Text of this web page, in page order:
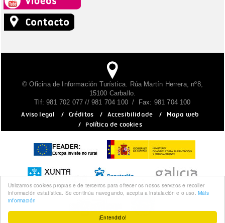
¡Entendido!
Utilizamos cookies propias e de terceiros para ofrecer os nosos servizos e recoller
información estatística. Se continúa navegando, acepta a instalación e o uso.Máis
información
© Oficina de Información Turística. Rúa Martín Herrera, nº8,
15100 Carballo.
Tlf: 981 702 077 // 981 704 100 / Fax: 981 704 100
Aviso legal / Créditos / Accesibilidade /
Mapa web
/ Política de cookies